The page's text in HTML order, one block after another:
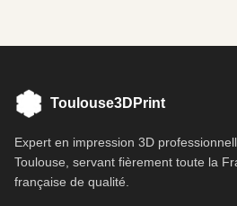
Toulouse3DPrint
Expert en impression 3D
Toulouse, servant fièrement toute la
française de qualité.